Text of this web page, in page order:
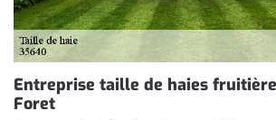
Entreprise taille de haies
Foret